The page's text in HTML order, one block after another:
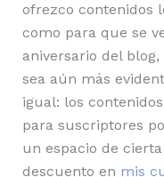
ofrezco contenidos
como para que se
aniversario del
sea aún más
igual: los
para suscriptores
un espacio de
descuento en mis